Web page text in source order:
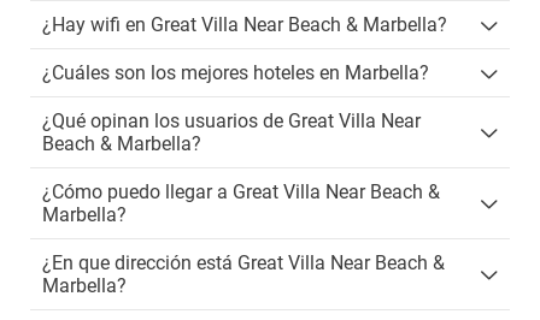
¿Hay wifi en Great Villa Near Beach & Marbella?
¿Cuáles son los mejores hoteles en Marbella?
¿Qué opinan los usuarios de Great Villa Near
Beach & Marbella?
¿Cómo puedo llegar a Great Villa Near Beach &
Marbella?
¿En que dirección está Great Villa Near Beach &
Marbella?